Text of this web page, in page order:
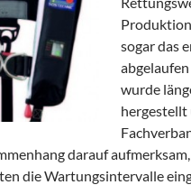
sogar das
wurde
hergestellt
darauf
die Wartungsintervalle